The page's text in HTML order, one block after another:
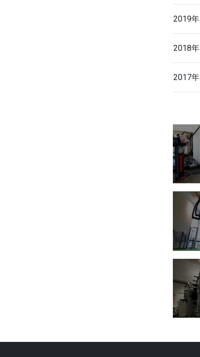
2019年
2018年
2017年